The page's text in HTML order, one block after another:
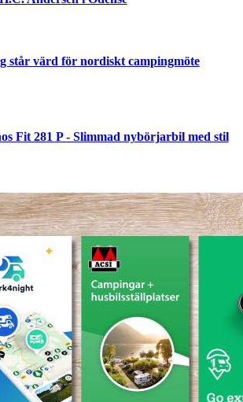
står värd för nordiskt campingmöte
Fit 281 P - Slimmad nybörjarbil med stil